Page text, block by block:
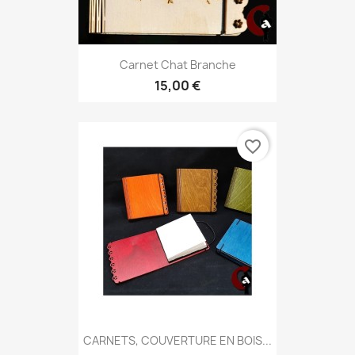
Carnet Chat Branche
15,00 €
CARNETS, COUVERTURE EN BOIS...
favorite_border